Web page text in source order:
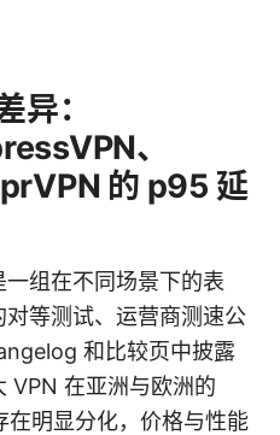
异：
、
的 p95 延
组在不同场景下的表
等测试、运营商测速公
和比较页中披露
VPN 在亚洲与欧洲的
明显分化，价格与性能